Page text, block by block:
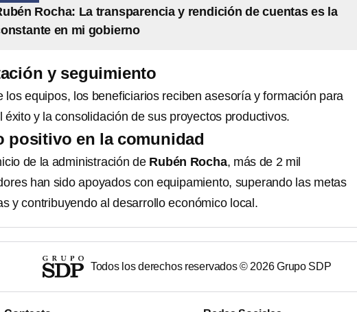
Rocha: La transparencia y rendición de cuentas es la
en mi gobierno
y seguimiento
los equipos, los beneficiarios reciben asesoría y formación para
éxito y la consolidación de sus proyectos productivos.
positivo en la comunidad
de la administración de Rubén Rocha, más de 2 mil
han sido apoyados con equipamiento, superando las metas
y contribuyendo al desarrollo económico local.
Todos los derechos reservados © 2026Grupo SDP